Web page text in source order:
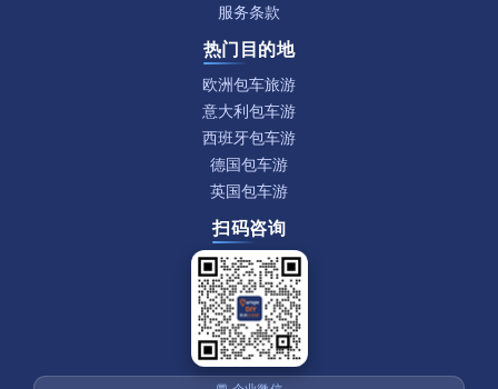
服务条款
热门目的地
欧洲包车旅游
意大利包车游
西班牙包车游
德国包车游
英国包车游
扫码咨询